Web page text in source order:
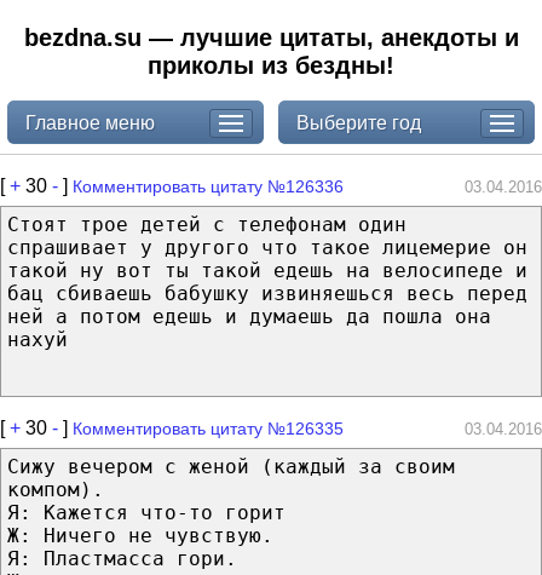
bezdna.su — лучшие цитаты, анекдоты и
приколы из бездны!
Главное меню Выберите год
[+ 30 - ] Комментировать цитату №126336 03.04.2016
Стоят трое детей с телефонам один
спрашивает у другого что такое лицемерие он
такой ну вот ты такой едешь на велосипеде и
бац сбиваешь бабушку извиняешься весь перед
ней а потом едешь и думаешь да пошла она
нахуй
[+ 30 - ] Комментировать цитату №126335 03.04.2016
Сижу вечером с женой (каждый за своим
компом).
Я: Кажется что-то горит
Ж: Ничего не чувствую.
Я: Пластмасса гори.